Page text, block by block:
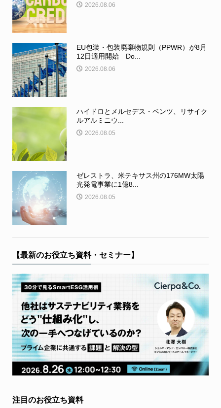
2026.08.06
EU包装・包装廃棄物規則（PPWR）が8月
12日適用開始 Do...
2026.08.06
ハイドロとメルセデス・ベンツ、リサイク
ルアルミニウ...
2026.08.05
ゼレストラ、米テキサス州の176MW太陽
光発電事業に1億8...
2026.08.05
【最新のお役立ち資料・セミナー】
注目のお役立ち資料